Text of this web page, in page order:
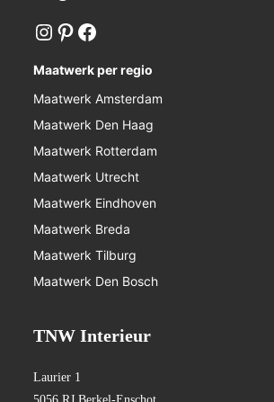
Maatwerk per regio
Maatwerk Amsterdam
Maatwerk Den Haag
Maatwerk Rotterdam
Maatwerk Utrecht
Maatwerk Eindhoven
Maatwerk Breda
Maatwerk Tilburg
Maatwerk Den Bosch
TNW Interieur
Laurier 1